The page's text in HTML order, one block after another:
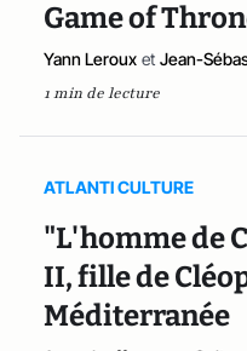
Game of
Yann Leroux et Jean-
1 min de lecture
ATLANTI CULTURE
"L'homme de
II, fille de
Méditerranée